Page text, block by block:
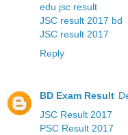
edu jsc result
JSC result 2017 bd
JSC result 2017
Reply
BD Exam Result
JSC Result 2017
PSC Result 2017